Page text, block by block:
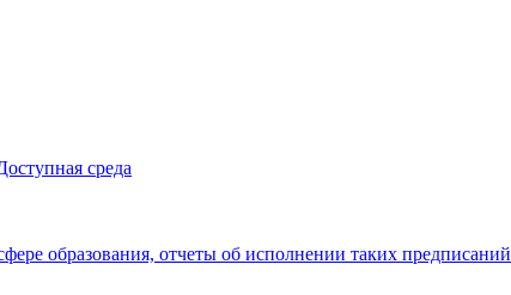
среда
образования, отчеты об исполнении таких предписаний